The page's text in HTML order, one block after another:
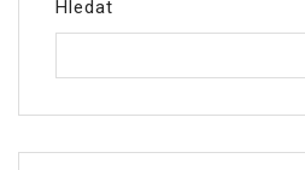
Hledat